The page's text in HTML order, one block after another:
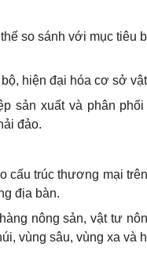
so sánh với mục tiêu
hiện đại hóa cơ sở
sản xuất và phân
đảo.
trúc thương mại
địa bàn.
nông sản, vật tư
vùng sâu, vùng xa và